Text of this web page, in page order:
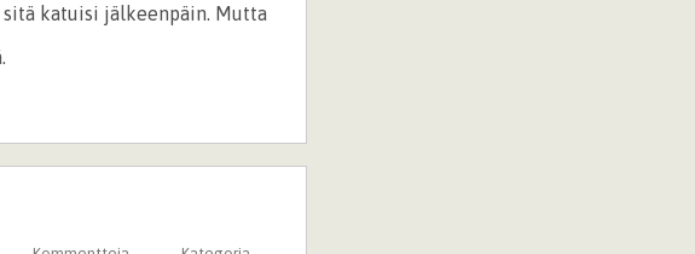
katuisi jälkeenpäin. Mutta